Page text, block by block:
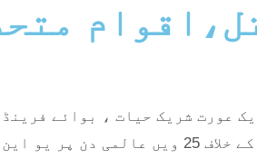
قتل،اقوام
ممالک کے دستیاب اعداد و شمار پر مبنی